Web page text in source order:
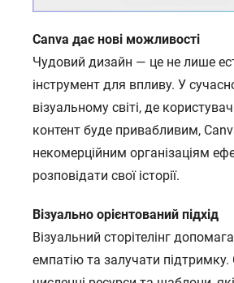
Canva дає нові можливості
Чудовий дизайн — це не лише
інструмент для впливу. У
візуальному світі, де
контент буде привабливим,
некомерційним організаціям
розповідати свої історії.
Візуально орієнтований підхід
Візуальний сторітелінг
емпатію та залучати